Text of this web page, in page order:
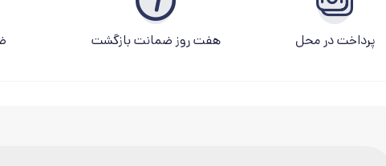
پرداخت در محل هفت روز ضمانت بازگشت